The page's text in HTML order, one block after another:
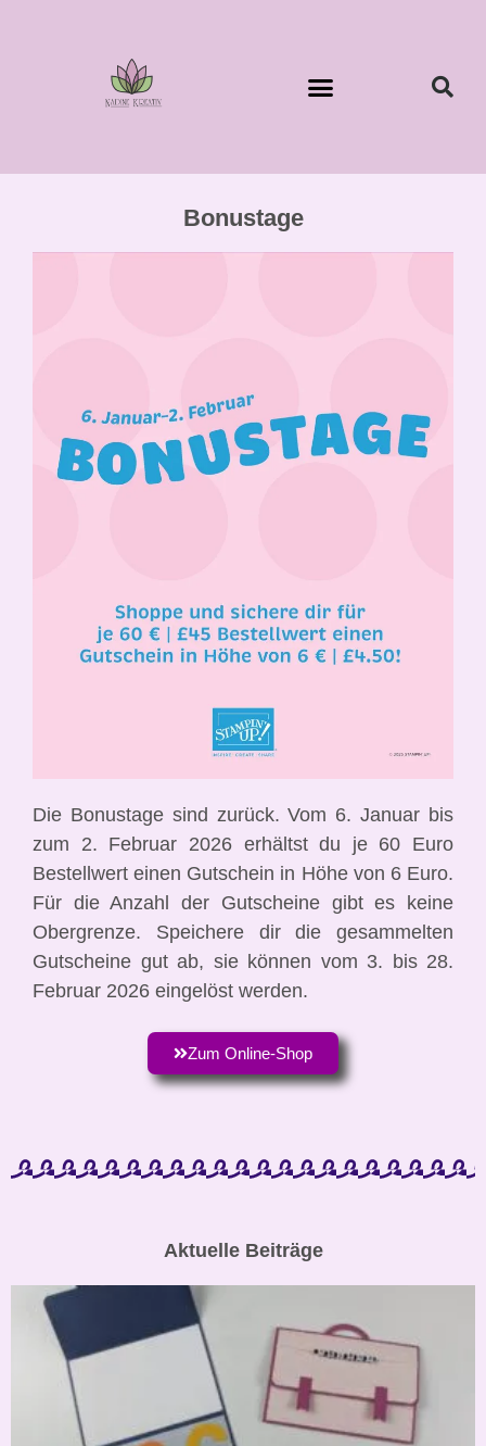
Bonustage
Die Bonustage sind zurück. Vom 6. Januar bis
zum 2. Februar 2026 erhältst du je 60 Euro
Bestellwert einen Gutschein in Höhe von 6 Euro.
Für die Anzahl der Gutscheine gibt es keine
Obergrenze. Speichere dir die gesammelten
Gutscheine gut ab, sie können vom 3. bis 28.
Februar 2026 eingelöst werden.
Zum Online-Shop
Aktuelle Beiträge